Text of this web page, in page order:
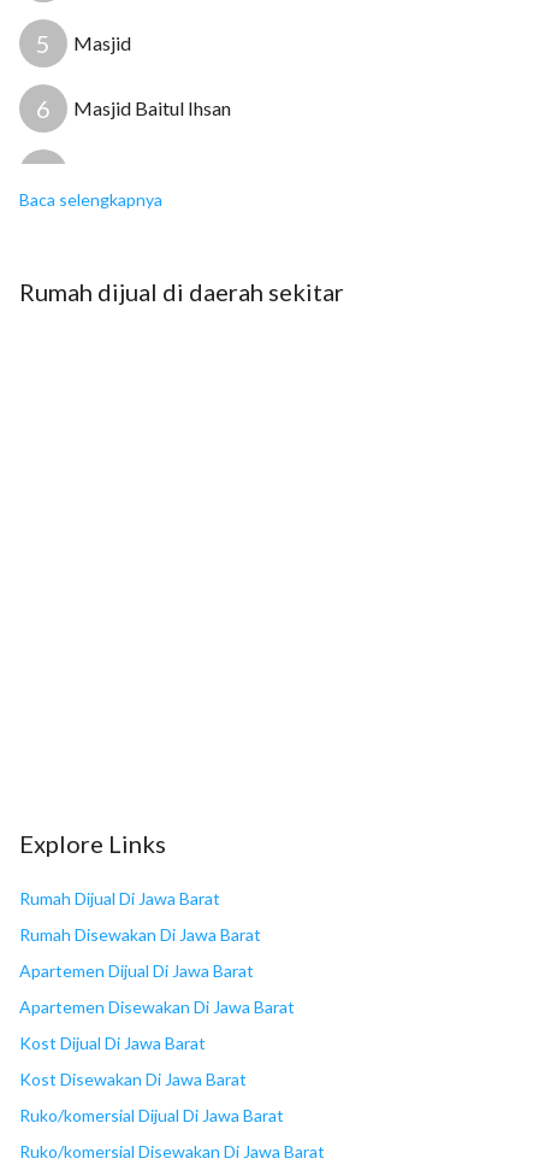
5 Masjid
6 Masjid Baitul Ihsan
7
9 Puskesmas Cicadas
18 Lucky Square
Baca selengkapnya
Rumah dijual di daerah sekitar
Explore Links
Rumah Dijual Di Jawa Barat
Rumah Disewakan Di Jawa Barat
Apartemen Dijual Di Jawa Barat
Apartemen Disewakan Di Jawa Barat
Kost Dijual Di Jawa Barat
Kost Disewakan Di Jawa Barat
Ruko/komersial Dijual Di Jawa Barat
Ruko/komersial Disewakan Di Jawa Barat